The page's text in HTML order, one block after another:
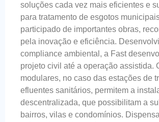
soluções cada vez mais eficientes e
para tratamento de esgotos
participado de importantes obras,
pela inovação e eficiência.
compliance ambiental, a Fast
projeto civil até a operação assistida.
modulares, no caso das estações de
efluentes sanitários, permitem a
descentralizada, que possibilitam a
bairros, vilas e condomínios.